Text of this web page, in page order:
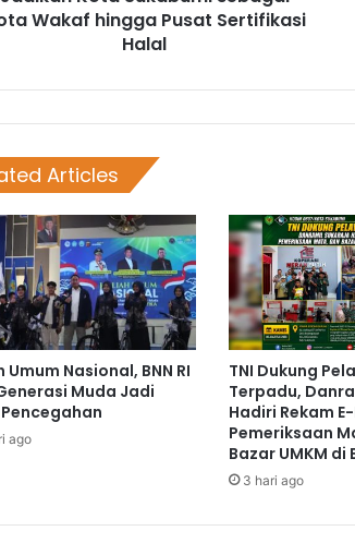
Wakaf hingga Pusat Sertifikasi
Halal
Articles
Umum Nasional, BNN RI
Muda Jadi
ago
TNI Dukung
Terpadu,
Hadiri Rekam E-
Pemeriksaan
Bazar UMKM
3 hari ago